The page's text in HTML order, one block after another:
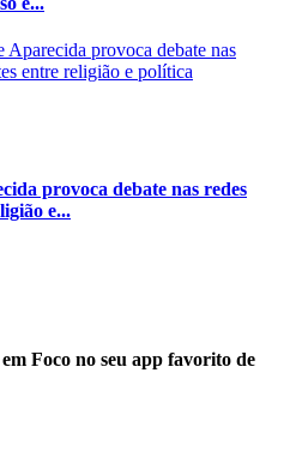
provoca debate nas redes
e...
Foco no seu app favorito de